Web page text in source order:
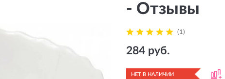
- Отзывы
(1)
284 руб.
НЕТ В НАЛИЧИИ